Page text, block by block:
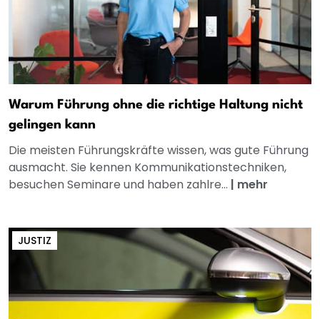
Warum Führung ohne die richtige Haltung nicht
gelingen kann
Die meisten Führungskräfte wissen, was gute Führung
ausmacht. Sie kennen Kommunikationstechniken,
besuchen Seminare und haben zahlre... | mehr
JUSTIZ